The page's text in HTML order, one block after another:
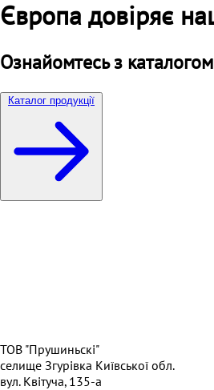
Європа довіряє
Ознайомтесь з
Каталог продукції
ТОВ "Прушиньскі"
селище Згурівка Київської обл.
вул. Квітуча, 135-а